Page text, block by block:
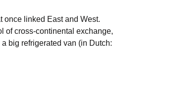
once linked East and West.
of cross-continental exchange,
big refrigerated van (in Dutch: